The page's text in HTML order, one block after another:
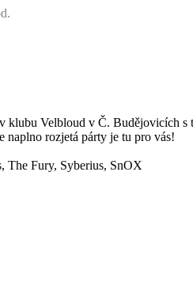
Velbloud v Č. Budějovicích s
naplno rozjetá párty je tu pro vás!
The Fury, Syberius, SnOX